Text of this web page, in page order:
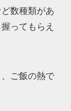
数種類があ
ってもらえ
ご飯の熱で